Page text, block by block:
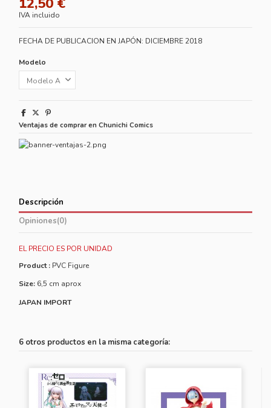
IVA incluido
FECHA DE PUBLICACION EN JAPÓN: DICIEMBRE 2018
Modelo
Ventajas de comprar en Chunichi Comics
Descripción
Opiniones(0)
EL PRECIO ES POR UNIDAD
Product : PVC Figure
Size: 6,5 cm aprox
JAPAN IMPORT
6 otros productos en la misma categoría: